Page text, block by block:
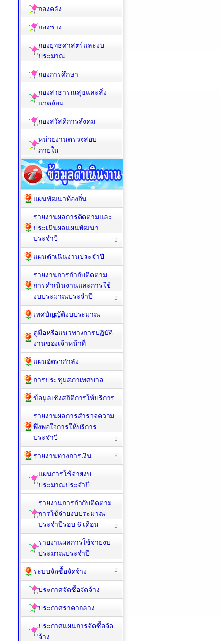
กองคลัง
กองช่าง
กองยุทธศาสตร์และงบ
ประมาณ
กองการศึกษา
กองสาธารณสุขและสิ่ง
แวดล้อม
กองสวัสดิการสังคม
หน่วยงานตรวจสอบ
ภายใน
แผนพัฒนาท้องถิ่น
รายงานผลการติดตามและ
ประเมินผลแผนพัฒนา
ประจำปี
แผนดำเนินงานประจำปี
รายงานการกำกับติดตาม
การดำเนินงานและการใช้
งบประมาณประจำปี
เทศบัญญัติงบประมาณ
คู่มือหรือแนวทางการปฏิบัติ
งานของเจ้าหน้าที่
แผนอัตรากำลัง
การประชุมสภาเทศบาล
ข้อมูลเชิงสถิติการให้บริการ
รายงานผลการสำรวจความ
พึงพอใจการให้บริการ
ประจำปี
รายงานทางการเงิน
แผนการใช้จ่ายงบ
ประมาณประจำปี
รายงานการกำกับติดตาม
การใช้จ่ายงบประมาณ
ประจำปีรอบ 6 เดือน
รายงานผลการใช้จ่ายงบ
ประมาณประจำปี
ระบบจัดซื้อจัดจ้าง
ประกาศจัดซื้อจัดจ้าง
ประกาศราคากลาง
ประกาศแผนการจัดซื้อจัด
จ้าง